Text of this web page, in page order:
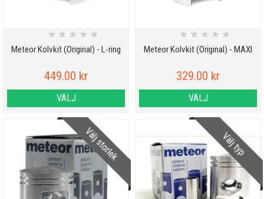
Meteor Kolvkit (Original) - L-ring
★ ★ ★ ★ ★
449.00 kr
VÄLJ
Meteor Kolvkit (Original) - MAXI
★ ★ ★ ★ ★
329.00 kr
VÄLJ
Välj storlek Välj typ